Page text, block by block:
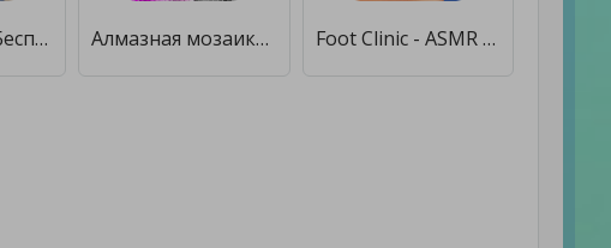
ASMR Резка [Бесплатные покупки] Алмазная мозаика ASMR [Много монет] Foot Clinic - ASMR Feet Care [Много монет]